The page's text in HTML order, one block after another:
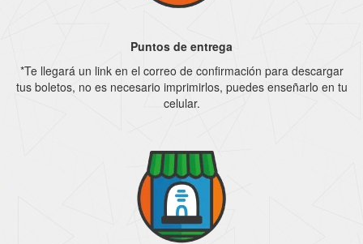
Puntos de entrega
*Te llegará un link en el correo de confirmación para descargar
tus boletos, no es necesario imprimirlos, puedes enseñarlo en tu
celular.